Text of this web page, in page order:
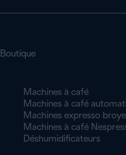
Boutique
Machines à café
Machines à café
Machines expresso
Machines à café
Déshumidificateurs